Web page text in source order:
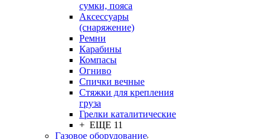
сумки, пояса
Аксессуары
(снаряжение)
Ремни
Карабины
Компасы
Огниво
Спички вечные
Стяжки для крепления
груза
Грелки каталитические
+ ЕЩЕ 11
Газовое оборудование